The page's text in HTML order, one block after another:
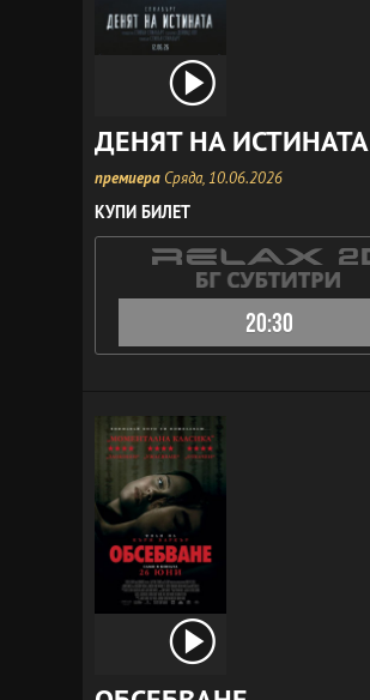
ДЕНЯТ НА ИСТИНАТА
премиера Сряда, 10.06.2026
КУПИ БИЛЕТ
20:30